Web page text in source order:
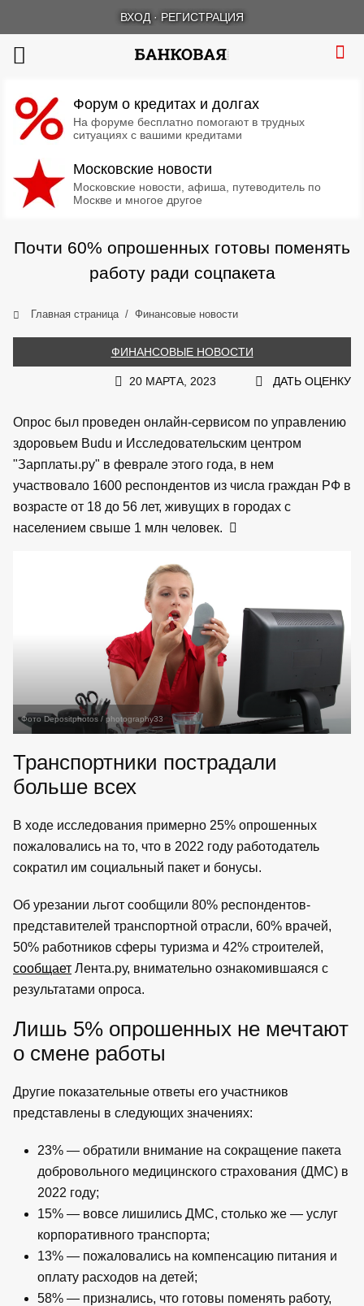
ВХОД · РЕГИСТРАЦИЯ
Форум о кредитах и долгах
На форуме бесплатно помогают в трудных
ситуациях с вашими кредитами
Московские новости
Московские новости, афиша, путеводитель по
Москве и многое другое
Почти 60% опрошенных готовы поменять
работу ради соцпакета
Главная страница Финансовые новости
ФИНАНСОВЫЕ НОВОСТИ
20 МАРТА, 2023 ДАТЬ ОЦЕНКУ
Опрос был проведен онлайн-сервисом по управлению
здоровьем Budu и Исследовательским центром
"Зарплаты.ру" в феврале этого года, в нем
участвовало 1600 респондентов из числа граждан РФ в
возрасте от 18 до 56 лет, живущих в городах с
населением свыше 1 млн человек.
Фото Depositphotos / photography33
Транспортники пострадали
больше всех
В ходе исследования примерно 25% опрошенных
пожаловались на то, что в 2022 году работодатель
сократил им социальный пакет и бонусы.
Об урезании льгот сообщили 80% респондентов-
представителей транспортной отрасли, 60% врачей,
50% работников сферы туризма и 42% строителей,
сообщает Лента.ру, внимательно ознакомившаяся с
результатами опроса.
Лишь 5% опрошенных не мечтают
о смене работы
Другие показательные ответы его участников
представлены в следующих значениях:
23% — обратили внимание на сокращение пакета
добровольного медицинского страхования (ДМС) в
2022 году;
15% — вовсе лишились ДМС, cтолько же — услуг
корпоративного транспорта;
13% — пожаловались на компенсацию питания и
оплату расходов на детей;
58% — признались, что готовы поменять работу,